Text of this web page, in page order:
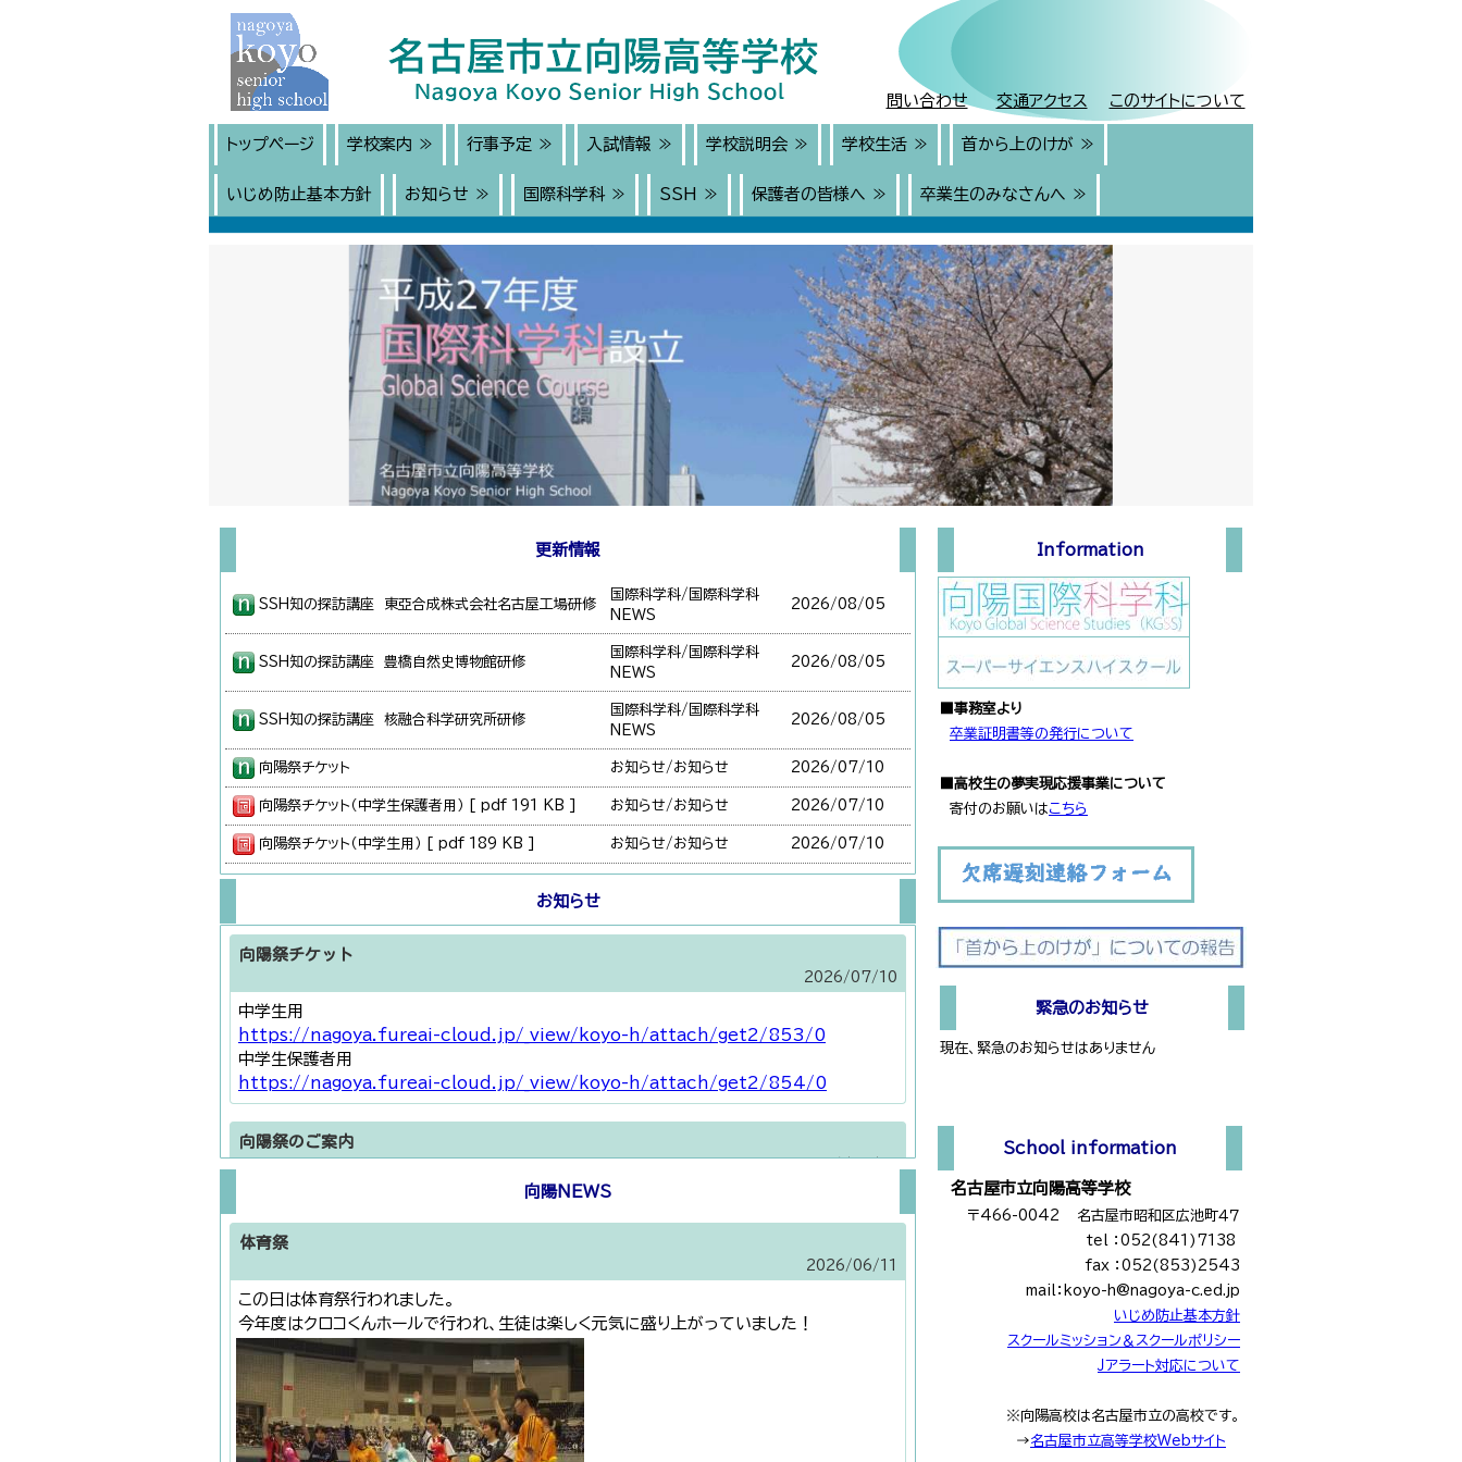
問い合わせ 交通アクセス このサイトについて
トップページ 学校案内 ≫ 行事予定 ≫ 入試情報 ≫ 学校説明会 ≫ 学校生活 ≫ 首から上のけが ≫
いじめ防止基本方針 お知らせ ≫ 国際科学科 ≫ SSH ≫ 保護者の皆様へ ≫ 卒業生のみなさんへ ≫
更新情報
SSH知の探訪講座 東亞合成株式会社名古屋工場研修
国際科学科/国際科学科
NEWS
2026/08/05
SSH知の探訪講座 豊橋自然史博物館研修
国際科学科/国際科学科
NEWS
2026/08/05
SSH知の探訪講座 核融合科学研究所研修
国際科学科/国際科学科
NEWS
2026/08/05
向陽祭チケット お知らせ/お知らせ 2026/07/10
向陽祭チケット（中学生保護者用） [ pdf 191 KB ] お知らせ/お知らせ 2026/07/10
向陽祭チケット（中学生用） [ pdf 189 KB ] お知らせ/お知らせ 2026/07/10
2026/ 07/10
ヤマザキマザック株式会社訪問
NEWS
2026/
令和８年度 ９月行事予定 [ pdf 107 KB ] 行事予定/月間行事予定 2026/
SSH成果報告会 2026/06/27
学校説明会案内マップ [ pdf 1 MB ]
訂正版 令和８年度７月行事予定 [ pdf 115 KB ] 行事予定/月間行事予定 2026/06/24
R８年度 第７３回東海高等学校総合体育大会 陸上競技部 結果報告
学校生活/部活動活動報
2026/
第７３回 東海高等学校総合体育大会 ワンダーフォーゲル部
体育祭
お知らせ
向陽祭チケット
2026/07/10
中学生用
https://nagoya.fureai-cloud.jp/_view/koyo-h/attach/get2/853/0
中学生保護者用
https://nagoya.fureai-cloud.jp/_view/koyo-h/attach/get2/854/0
向陽祭のご案内
https://nagoya.fureai-cloud.jp/_view/koyo-h/attach/get2/852/0
2026/06/09
https://nagoya.fureai-cloud.jp/_view/koyo-h/attach/get2/843/0
部活動関係ー次年度の部員募集について
新聞部及び演劇部については、令和７年度をもって新入部員の募集を停止いたします。
向陽NEWS
体育祭
2026/06/11
この日は体育祭行われました。
今年度はクロコくんホールで行われ、生徒は楽しく元気に盛り上がっていました！
Information
■事務室より
卒業証明書等の発行について
■高校生の夢実現応援事業について
寄付のお願いはこちら
緊急のお知らせ
現在、緊急のお知らせはありません
School information
名古屋市立向陽高等学校
〒466-0042 名古屋市昭和区広池町４７
tel ：052(841)7138
fax ：052(853)2543
mail：koyo-h@nagoya-c.ed.jp
いじめ防止基本方針
スクールミッション＆スクールポリシー
Ｊアラート対応について
※向陽高校は名古屋市立の高校です。
→名古屋市立高等学校Webサイト